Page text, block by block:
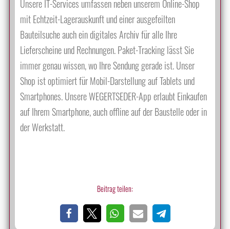
Unsere IT-Services umfassen neben unserem Online-Shop
mit Echtzeit-Lagerauskunft und einer ausgefeilten
Bauteilsuche auch ein digitales Archiv für alle Ihre
Lieferscheine und Rechnungen. Paket-Tracking lässt Sie
immer genau wissen, wo Ihre Sendung gerade ist. Unser
Shop ist optimiert für Mobil-Darstellung auf Tablets und
Smartphones. Unsere WEGERTSEDER-App erlaubt Einkaufen
auf Ihrem Smartphone, auch offline auf der Baustelle oder in
der Werkstatt.
Beitrag teilen: